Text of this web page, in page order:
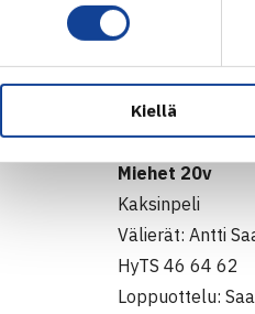
Kiellä
Loppuottelu:
Sekanelinpeli
Loppuottelu:
63 63
Miehet 20v
Kaksinpeli
Välierät: Antti
HyTS 46 64 62
Loppuottelu: